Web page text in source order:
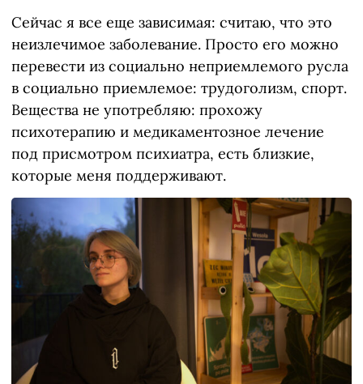
Сейчас я все еще зависимая: считаю, что это
неизлечимое заболевание. Просто его можно
перевести из социально неприемлемого русла
в социально приемлемое: трудоголизм, спорт.
Вещества не употребляю: прохожу
психотерапию и медикаментозное лечение
под присмотром психиатра, есть близкие,
которые меня поддерживают.